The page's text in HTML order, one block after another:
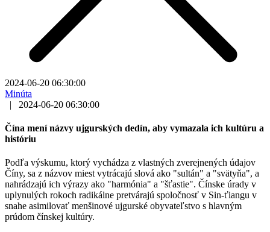
2024-06-20 06:30:00
Minúta
|
2024-06-20 06:30:00
Čína mení názvy ujgurských dedín, aby vymazala ich kultúru a
históriu
Podľa výskumu, ktorý vychádza z vlastných zverejnených údajov
Číny, sa z názvov miest vytrácajú slová ako "sultán" a "svätyňa", a
nahrádzajú ich výrazy ako "harmónia" a "šťastie". Čínske úrady v
uplynulých rokoch radikálne pretvárajú spoločnosť v Sin-ťiangu v
snahe asimilovať menšinové ujgurské obyvateľstvo s hlavným
prúdom čínskej kultúry.